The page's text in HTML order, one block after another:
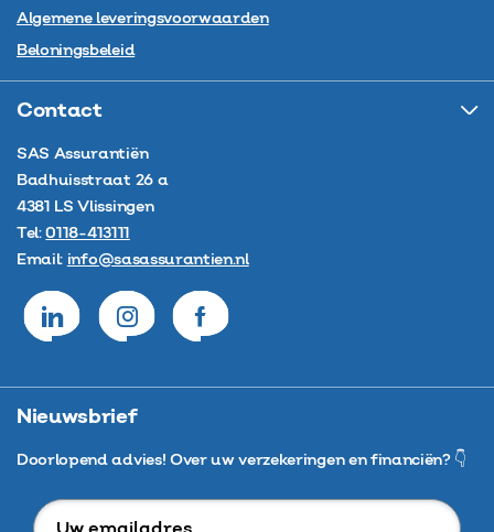
Algemene leveringsvoorwaarden
Beloningsbeleid
Contact
SAS Assurantiën
Badhuisstraat 26 a
4381 LS Vlissingen
Tel:0118-413111
Email: info@sasassurantien.nl
Nieuwsbrief
Doorlopend advies! Over uw verzekeringen en financiën? 👇
Uw
emailadres